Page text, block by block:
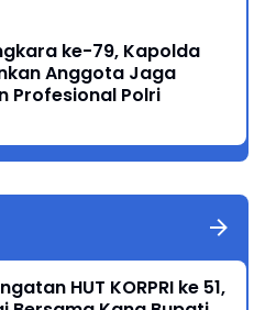
ke-79, Kapolda
Anggota Jaga
Profesional Polri
HUT KORPRI ke 51,